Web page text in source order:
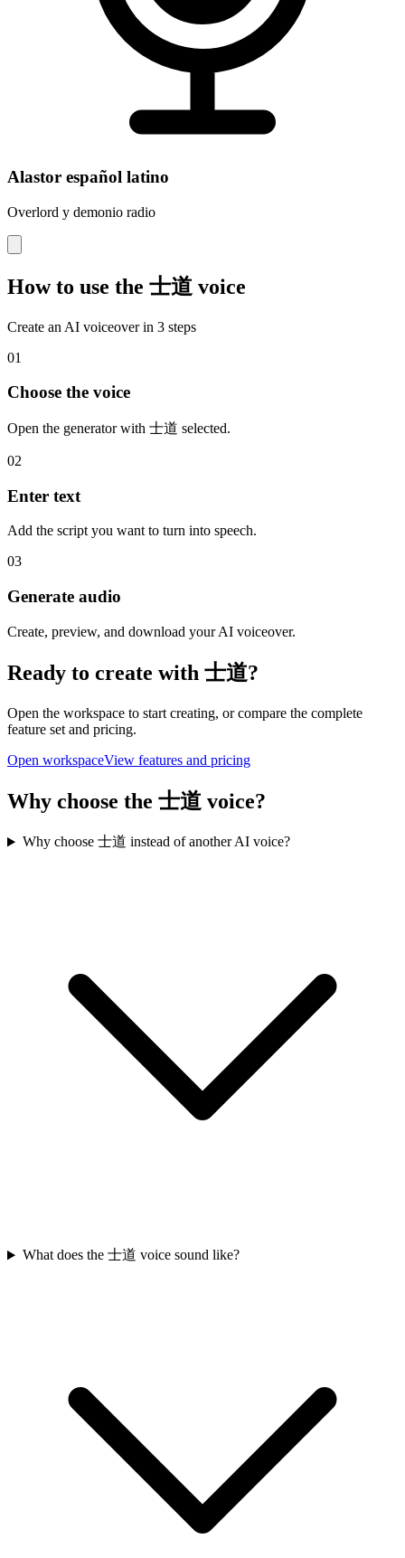
Alastor español latino
Overlord y demonio radio
How to use the 士道 voice
Create an AI voiceover in 3 steps
01
Choose the voice
Open the generator with 士道 selected.
02
Enter text
Add the script you want to turn into speech.
03
Generate audio
Create, preview, and download your AI voiceover.
Ready to create with 士道?
Open the workspace to start creating, or compare the complete
feature set and pricing.
Open workspaceView features and pricing
Why choose the 士道 voice?
Why choose 士道 instead of another AI voice?
What does the 士道 voice sound like?